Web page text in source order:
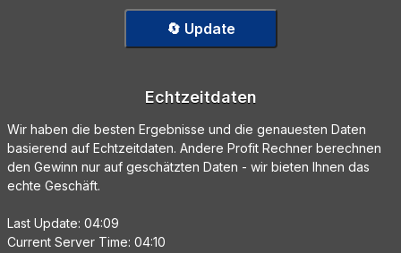
🔄 Update
Echtzeitdaten
Wir haben die besten Ergebnisse und die genauesten Daten
basierend auf Echtzeitdaten. Andere Profit Rechner berechnen
den Gewinn nur auf geschätzten Daten - wir bieten Ihnen das
echte Geschäft.
Last Update: 04:09
Current Server Time: 04:10